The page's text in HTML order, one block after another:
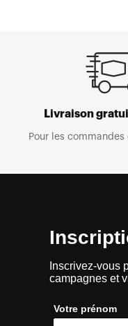
Livraison
Pour les
Inscrivez-vous
campagnes et
Votre prénom